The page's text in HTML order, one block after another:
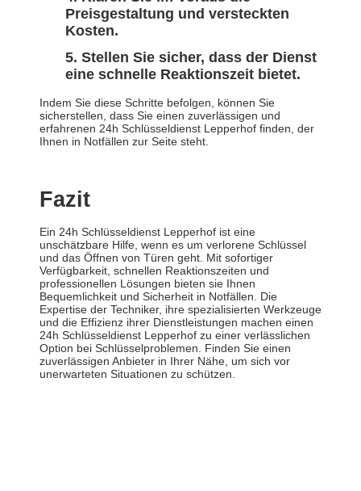
Preisgestaltung und versteckten
Kosten.
Stellen Sie sicher, dass der Dienst
eine schnelle Reaktionszeit bietet.
Indem Sie diese Schritte befolgen, können Sie
sicherstellen, dass Sie einen zuverlässigen und
erfahrenen 24h Schlüsseldienst Lepperhof finden, der
Ihnen in Notfällen zur Seite steht.
Fazit
Ein 24h Schlüsseldienst Lepperhof ist eine
unschätzbare Hilfe, wenn es um verlorene Schlüssel
und das Öffnen von Türen geht. Mit sofortiger
Verfügbarkeit, schnellen Reaktionszeiten und
professionellen Lösungen bieten sie Ihnen
Bequemlichkeit und Sicherheit in Notfällen. Die
Expertise der Techniker, ihre spezialisierten Werkzeuge
und die Effizienz ihrer Dienstleistungen machen einen
24h Schlüsseldienst Lepperhof zu einer verlässlichen
Option bei Schlüsselproblemen. Finden Sie einen
zuverlässigen Anbieter in Ihrer Nähe, um sich vor
unerwarteten Situationen zu schützen.